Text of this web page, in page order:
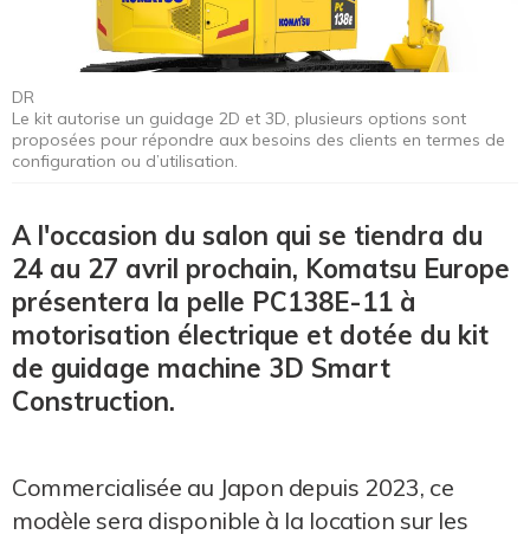
DR
Le kit autorise un guidage 2D et 3D, plusieurs options sont
proposées pour répondre aux besoins des clients en termes de
configuration ou d’utilisation.
A l'occasion du salon qui se tiendra du
24 au 27 avril prochain, Komatsu Europe
présentera la pelle PC138E-11 à
motorisation électrique et dotée du kit
de guidage machine 3D Smart
Construction.
Commercialisée au Japon depuis 2023, ce
modèle sera disponible à la location sur les